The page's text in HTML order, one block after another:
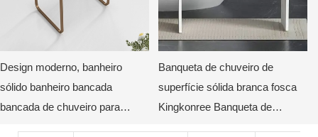
Design moderno, banheiro
sólido banheiro bancada
bancada de chuveiro para
Banqueta de chuveiro de
superfície sólida branca fosca
Kingkonree Banqueta de